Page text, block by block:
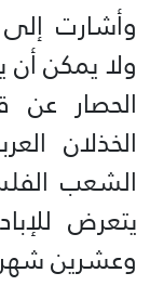
وأشارت
ولا يمكن أن
الحصار عن
الخذلان
الشعب
يتعرض
وعشرين